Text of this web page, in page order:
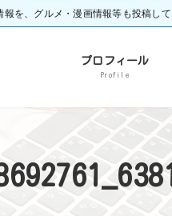
を、グルメ・漫画情報等も投稿して
プロフィール
Profile